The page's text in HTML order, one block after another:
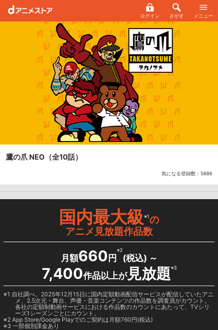
ログイン さがす メニュー
鷹の爪 NEO （全10話）
気になる登録数： 5686
国内最大級※1の
アニメ見放題作品数
月額660 円
※2
(税込) ～
7,400作品以上が見放題※3
1 自社調べ。2025年12月15日に国内定額動画配信サービスが配信していたアニ
メ、2.5次元・舞台、声優・音楽コンテンツの作品数を調査員がカウント。
各社の定額制動画サービスにおける作品数のカウントにあたって、TVシリ
ーズ1シーズンごとにカウント。
2 App Store/Google Playでのご契約は月額760円(税込)
3 一部個別課金あり